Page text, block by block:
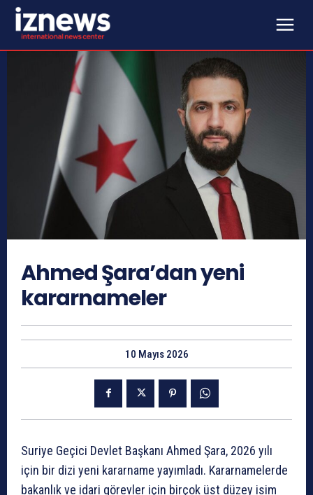
Ahmed Şara’dan yeni
kararnameler
10 Mayıs 2026
Suriye Geçici Devlet Başkanı Ahmed Şara, 2026 yılı
için bir dizi yeni kararname yayımladı. Kararnamelerde
bakanlık ve idari görevler için birçok üst düzey isim